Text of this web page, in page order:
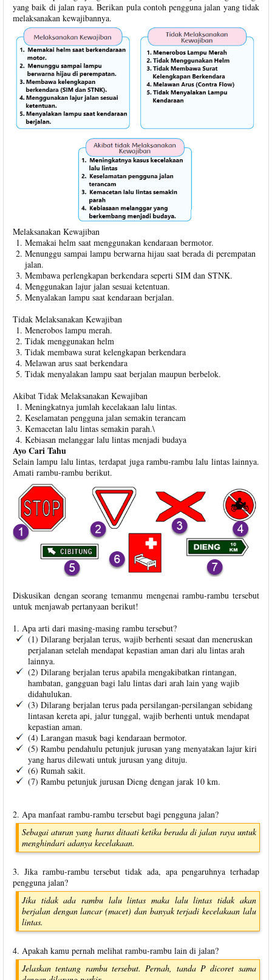
yang baik di jalan raya. Berikan pula contoh pengguna jalan yang tidak
melaksanakan kewajibannya.
Melaksanakan Kewajiban
Memakai helm saat menggunakan kendaraan bermotor.
Menunggu sampai lampu berwarna hijau saat berada di perempatan
jalan.
Membawa perlengkapan berkendara seperti SIM dan STNK.
Menggunakan lajur jalan sesuai ketentuan.
Menyalakan lampu saat kendaraan berjalan.
Tidak Melaksanakan Kewajiban
Menerobos lampu merah.
Tidak menggunakan helm
Tidak membawa surat kelengkapan berkendara
Melawan arus saat berkendara
Tidak menyalakan lampu saat berjalan maupun berbelok.
Akibat Tidak Melaksanakan Kewajiban
Meningkatnya jumlah kecelakaan lalu lintas.
Keselamatan pengguna jalan semakin terancam
Kemacetan lalu lintas semakin parah.\
Kebiasan melanggar lalu lintas menjadi budaya
Ayo Cari Tahu
Selain lampu lalu lintas, terdapat juga rambu-rambu lalu lintas lainnya.
Amati rambu-rambu berikut.
Diskusikan dengan seorang temanmu mengenai rambu-rambu tersebut
untuk menjawab pertanyaan berikut!
1. Apa arti dari masing-masing rambu tersebut?
(1) Dilarang berjalan terus, wajib berhenti sesaat dan meneruskan
perjalanan setelah mendapat kepastian aman dari alu lintas arah
lainnya.
(2) Dilarang berjalan terus apabila mengakibatkan rintangan,
hambatan, gangguan bagi lalu lintas dari arah lain yang wajib
didahulukan.
(3) Dilarang berjalan terus pada persilangan-persilangan sebidang
lintasan kereta api, jalur tunggal, wajib berhenti untuk mendapat
kepastian aman.
(4) Larangan masuk bagi kendaraan bermotor.
(5) Rambu pendahulu petunjuk jurusan yang menyatakan lajur kiri
yang harus dilewati untuk jurusan yang dituju.
(6) Rumah sakit.
(7) Rambu petunjuk jurusan Dieng dengan jarak 10 km.
2. Apa manfaat rambu-rambu tersebut bagi pengguna jalan?
Sebagai aturan yang harus ditaati ketika berada di jalan raya untuk
menghindari adanya kecelakaan.
3. Jika rambu-rambu tersebut tidak ada, apa pengaruhnya terhadap
pengguna jalan?
Jika tidak ada rambu lalu lintas maka lalu lintas tidak akan
berjalan dengan lancar (macet) dan banyak terjadi kecelakaan lalu
lintas.
4. Apakah kamu pernah melihat rambu-rambu lain di jalan?
Jelaskan tentang rambu tersebut. Pernah, tanda P dicoret sama